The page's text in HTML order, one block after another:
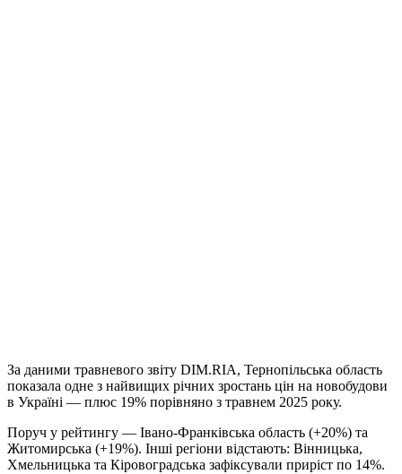
За даними травневого звіту DIM.RIA, Тернопільська область
показала одне з найвищих річних зростань цін на новобудови
в Україні — плюс 19% порівняно з травнем 2025 року.
Поруч у рейтингу — Івано-Франківська область (+20%) та
Житомирська (+19%). Інші регіони відстають: Вінницька,
Хмельницька та Кіровоградська зафіксували приріст по 14%.